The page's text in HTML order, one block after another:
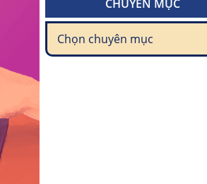
CHUYÊN MỤC